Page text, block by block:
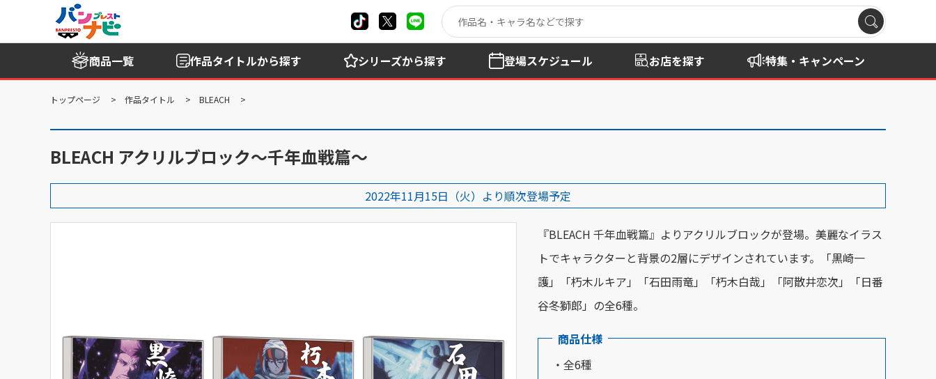
商品一覧 作品タイトルから探す シリーズから探す 登場スケジュール お店を探す 特集・キャンペーン
トップページ 作品タイトル BLEACH
BLEACH アクリルブロック～千年血戦篇～
2022年11月15日（火）より順次登場予定
『BLEACH 千年血戦篇』よりアクリルブロックが登場。美麗なイラス
トでキャラクターと背景の2層にデザインされています。「黒崎一
護」「朽木ルキア」「石田雨竜」「朽木白哉」「阿散井恋次」「日番
谷冬獅郎」の全6種。
商品仕様
・全6種